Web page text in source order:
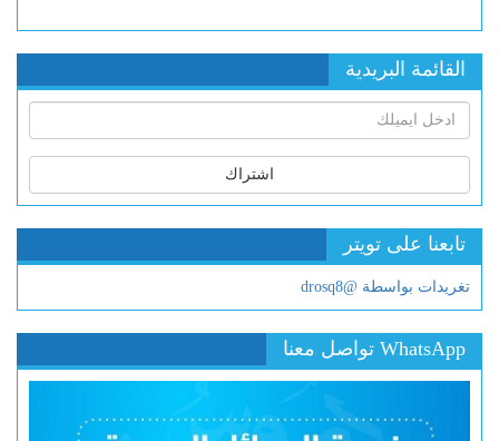
القائمة البريدية
اشتراك
تابعنا على تويتر
تغريدات بواسطة @drosq8
WhatsApp تواصل معنا